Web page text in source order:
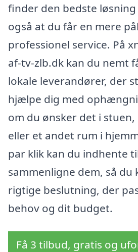
finder den bedste
også at du får en mere
professionel service. På
af-tv-zlb.dk kan du nemt
lokale leverandører, der
hjælpe dig med
om du ønsker det i
eller et andet rum i
par klik kan du indhente
sammenligne dem, så
rigtige beslutning, der
behov og dit budget.
Få 3 tilbud, gratis og